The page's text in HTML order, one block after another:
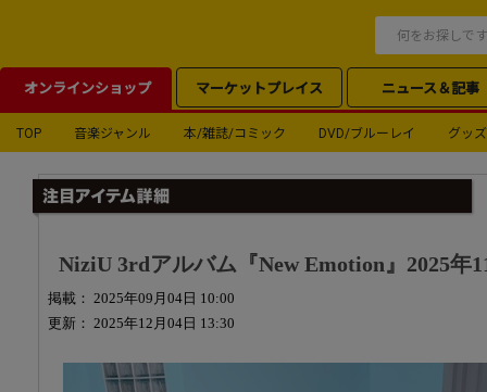
オンラインショップ マーケットプレイス ニュース＆記事
TOP 音楽ジャンル 本/雑誌/コミック DVD/ブルーレイ グッズ
NiziU 3rdアルバム『New Emotion』2025年
掲載： 2025年09月04日 10:00
更新： 2025年12月04日 13:30